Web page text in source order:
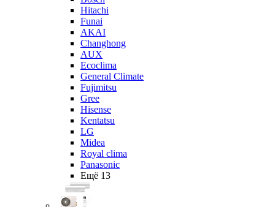
Hitachi
Funai
AKAI
Changhong
AUX
Ecoclima
General Climate
Fujimitsu
Gree
Hisense
Kentatsu
LG
Midea
Royal clima
Panasonic
Ещё 13